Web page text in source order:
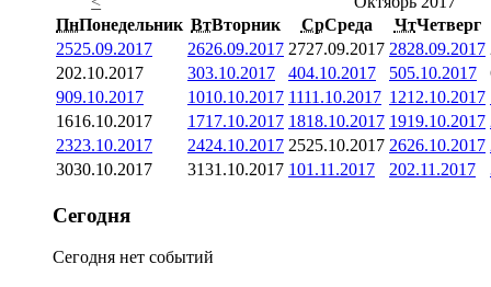
ПнПонедельник ВтВторник СрСреда ЧтЧетверг
2525.09.2017 2626.09.2017 2727.09.2017 2828.09.2017
202.10.2017 303.10.2017 404.10.2017 505.10.2017
909.10.2017 1010.10.2017 1111.10.2017 1212.10.2017
1616.10.2017 1717.10.2017 1818.10.2017 1919.10.2017
2323.10.2017 2424.10.2017 2525.10.2017 2626.10.2017
3030.10.2017 3131.10.2017 101.11.2017 202.11.2017
Сегодня
Сегодня нет событий